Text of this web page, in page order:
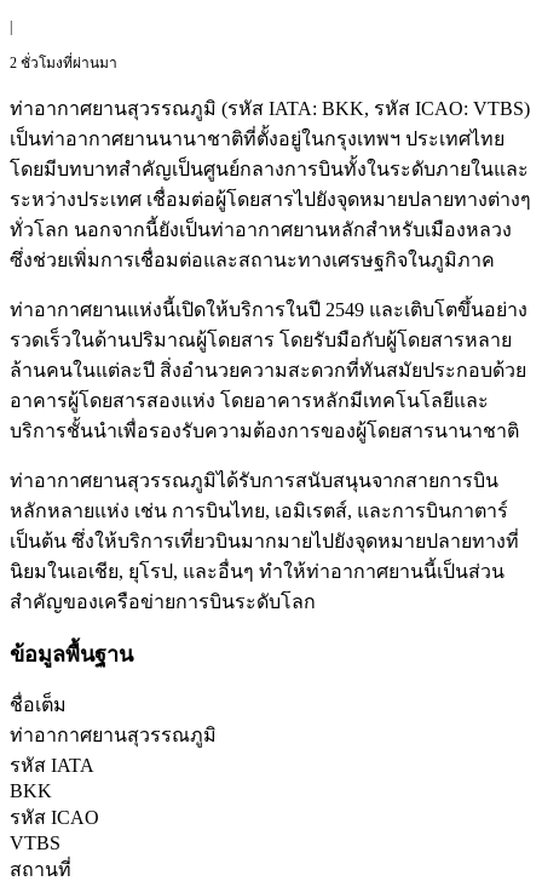
|
2 ชั่วโมงที่ผ่านมา
ท่าอากาศยานสุวรรณภูมิ (รหัส IATA: BKK, รหัส ICAO: VTBS)
เป็นท่าอากาศยานนานาชาติที่ตั้งอยู่ในกรุงเทพฯ ประเทศไทย
โดยมีบทบาทสำคัญเป็นศูนย์กลางการบินทั้งในระดับภายในและ
ระหว่างประเทศ เชื่อมต่อผู้โดยสารไปยังจุดหมายปลายทางต่างๆ
ทั่วโลก นอกจากนี้ยังเป็นท่าอากาศยานหลักสำหรับเมืองหลวง
ซึ่งช่วยเพิ่มการเชื่อมต่อและสถานะทางเศรษฐกิจในภูมิภาค
ท่าอากาศยานแห่งนี้เปิดให้บริการในปี 2549 และเติบโตขึ้นอย่าง
รวดเร็วในด้านปริมาณผู้โดยสาร โดยรับมือกับผู้โดยสารหลาย
ล้านคนในแต่ละปี สิ่งอำนวยความสะดวกที่ทันสมัยประกอบด้วย
อาคารผู้โดยสารสองแห่ง โดยอาคารหลักมีเทคโนโลยีและ
บริการชั้นนำเพื่อรองรับความต้องการของผู้โดยสารนานาชาติ
ท่าอากาศยานสุวรรณภูมิได้รับการสนับสนุนจากสายการบิน
หลักหลายแห่ง เช่น การบินไทย, เอมิเรตส์, และการบินกาตาร์
เป็นต้น ซึ่งให้บริการเที่ยวบินมากมายไปยังจุดหมายปลายทางที่
นิยมในเอเชีย, ยุโรป, และอื่นๆ ทำให้ท่าอากาศยานนี้เป็นส่วน
สำคัญของเครือข่ายการบินระดับโลก
ข้อมูลพื้นฐาน
ชื่อเต็ม
ท่าอากาศยานสุวรรณภูมิ
รหัส IATA
BKK
รหัส ICAO
VTBS
สถานที่